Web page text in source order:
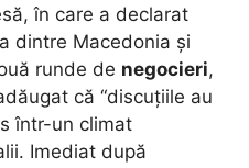
în care a declarat
dintre Macedonia și
runde de negocieri,
că “discuțiile au
într-un climat
Imediat după